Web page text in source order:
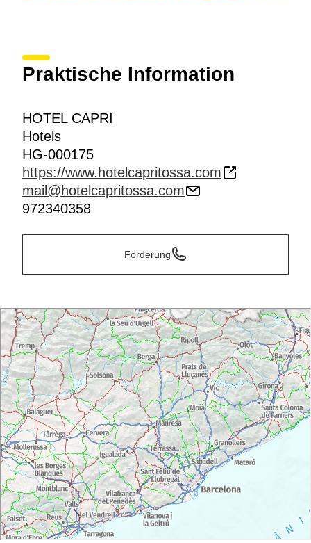
Praktische Information
HOTEL CAPRI
Hotels
HG-000175
https://www.hotelcapritossa.com
mail@hotelcapritossa.com
972340358
Forderung